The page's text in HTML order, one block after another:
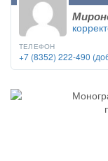
ТЕЛЕФОН
+7 (8352) 222-490